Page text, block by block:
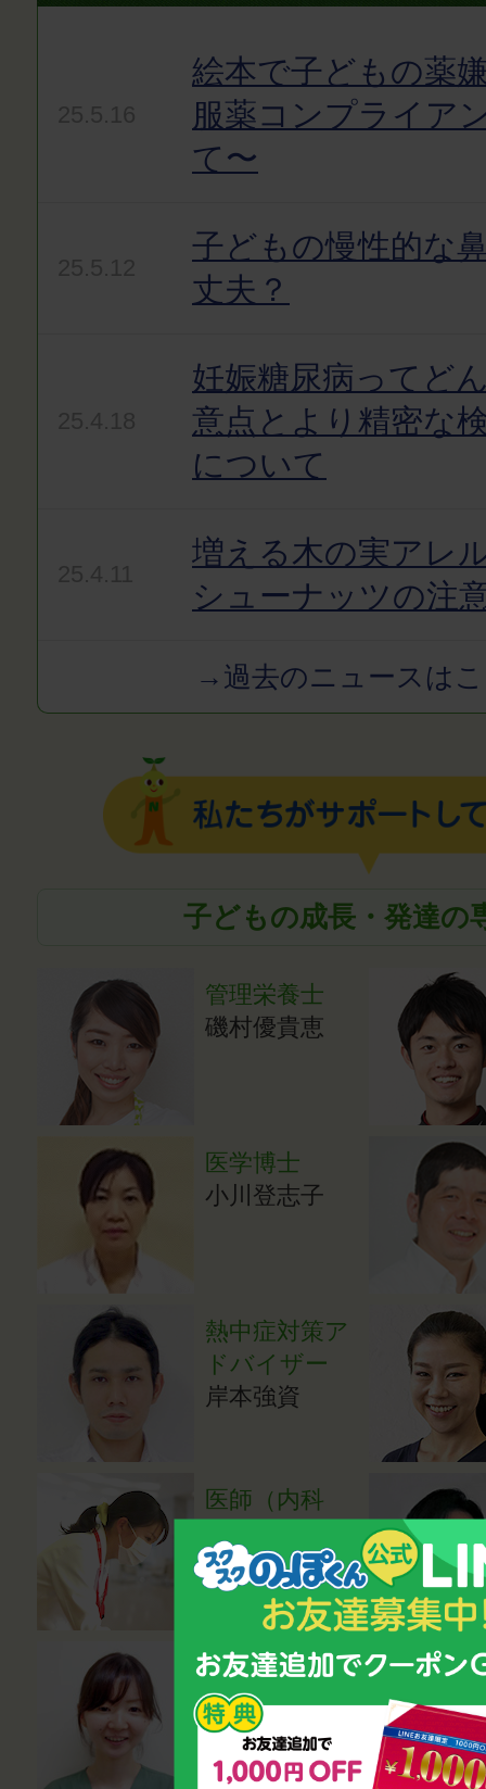
絵本で子どもの薬
服薬コンプライア
て〜
子どもの慢性的な
丈夫？
妊娠糖尿病ってど
意点とより精密な
について
増える木の実アレ
シューナッツの注
→過去のニュースは
子どもの成長・発達の
管理栄養士
磯村優貴恵
医学博士
小川登志子
熱中症対策ア
ドバイザー
岸本強資
医師（内科
成田亜希子
医師（小児科
医）
湯田貴江